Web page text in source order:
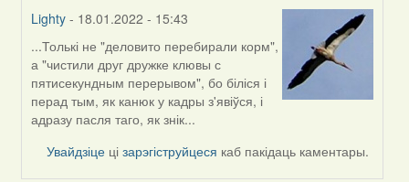
Lighty - 18.01.2022 - 15:43
In
reply
to
by
Peregrinus
...Толькі не "деловито перебирали корм",
а "чистили друг дружке клювы с
пятисекундным перерывом", бо біліся і
перад тым, як канюк у кадры з'явіўся, і
адразу пасля таго, як знік...
Увайдзіце цізарэгіструйцеся каб пакідаць каментары.